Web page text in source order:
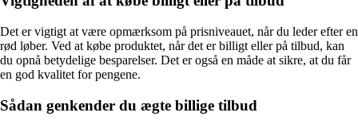
Det er vigtigt at være opmærksom på prisniveauet, når du leder efter en
rød løber. Ved at købe produktet, når det er billigt eller på tilbud, kan
du opnå betydelige besparelser. Det er også en måde at sikre, at du får
en god kvalitet for pengene.
Sådan genkender du ægte billige tilbud